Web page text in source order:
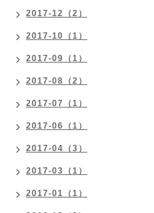
2017-12（2）
2017-10（1）
2017-09（1）
2017-08（2）
2017-07（1）
2017-06（1）
2017-04（3）
2017-03（1）
2017-01（1）